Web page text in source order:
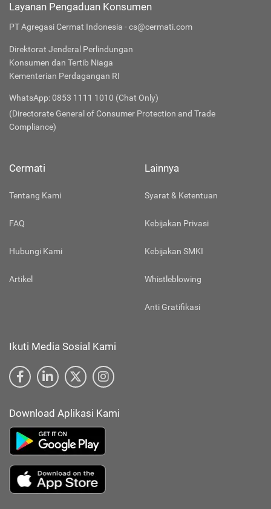
Layanan Pengaduan Konsumen
PT Agregasi Cermat Indonesia - cs@cermati.com
Direktorat Jenderal Perlindungan
Konsumen dan Tertib Niaga
Kementerian Perdagangan RI
WhatsApp: 0853 1111 1010 (Chat Only)
(Directorate General of Consumer Protection and Trade
Compliance)
Cermati
Tentang Kami
FAQ
Hubungi Kami
Artikel
Lainnya
Syarat & Ketentuan
Kebijakan Privasi
Kebijakan SMKI
Whistleblowing
Anti Gratifikasi
Ikuti Media Sosial Kami
Download Aplikasi Kami